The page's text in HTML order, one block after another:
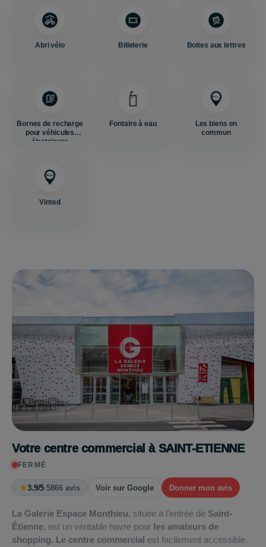
Abri vélo Billeterie Boites aux lettres
Bornes de recharge
pour véhicules
électriques
Fontaire à eau
Les biens en
commun
Vinted
Votre centre commercial à SAINT-ETIENNE
FERMÉ
★3.9/5·5866 avis Voir sur Google Donner mon avis
La Galerie Espace Monthieu, située à l'entrée de Saint-
Étienne, est un véritable havre pour les amateurs de
shopping. Le centre commercial est facilement accessible